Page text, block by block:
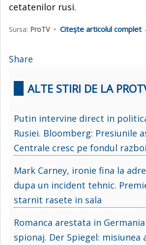
cetatenilor rusi.
Sursa: ProTV• Citește articolul complet
Share
ALTE STIRI DE LA
Putin intervine direct in
Rusiei. Bloomberg: Presiunile
Centrale cresc pe fondul
Mark Carney, ironie fina la
dupa un incident tehnic.
starnit rasete in sala
Romanca arestata in
spionaj. Der Spiegel: